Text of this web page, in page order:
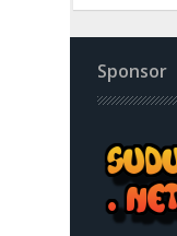
Sponsor